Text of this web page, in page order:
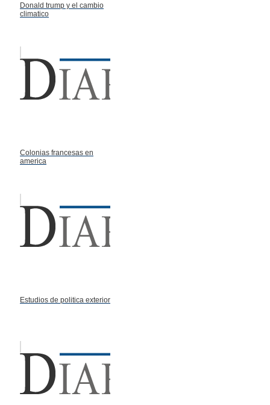
Donald trump y el cambio
climatico
Colonias francesas en
america
Estudios de politica exterior